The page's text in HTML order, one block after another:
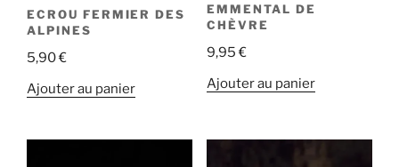
ECROU FERMIER DES
ALPINES
5,90€
Ajouter au panier
EMMENTAL DE
CHÈVRE
9,95€
Ajouter au panier